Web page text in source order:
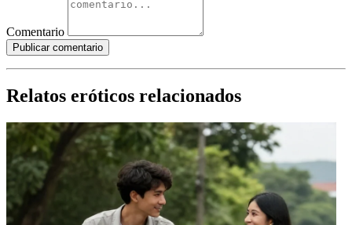
Comentario
Publicar comentario
Relatos eróticos relacionados